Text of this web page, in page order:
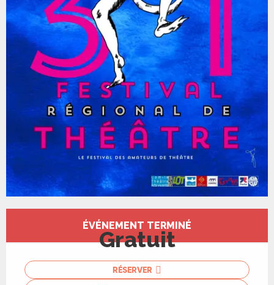
Ouverture et coordonnées
ÉVÉNEMENT TERMINÉ
Gratuit
RÉSERVER